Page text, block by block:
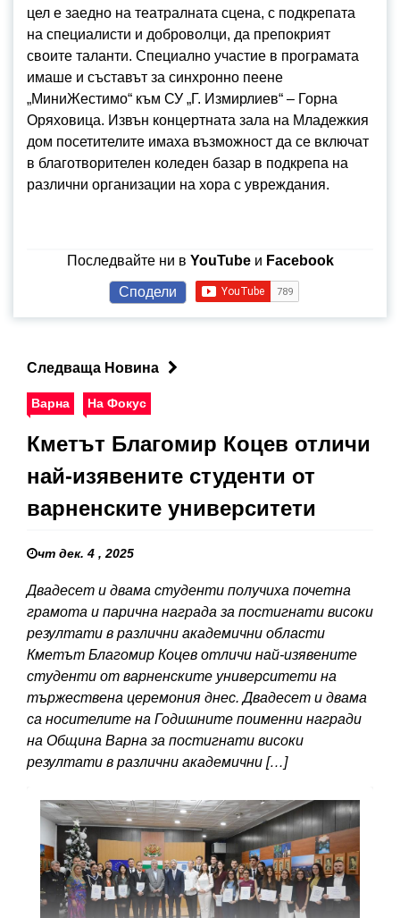
цел е заедно на театралната сцена, с подкрепата
на специалисти и доброволци, да препокрият
своите таланти. Специално участие в програмата
имаше и съставът за синхронно пеене
„МиниЖестимо“ към СУ „Г. Измирлиев“ – Горна
Оряховица. Извън концертната зала на Младежкия
дом посетителите имаха възможност да се включат
в благотворителен коледен базар в подкрепа на
различни организации на хора с увреждания.
Последвайте ни в YouTubeи Facebook
Сподели
Следваща Новина
Варна На Фокус
Кметът Благомир Коцев отличи
най-изявените студенти от
варненските университети
чт дек. 4 , 2025
Двадесет и двама студенти получиха почетна
грамота и парична награда за постигнати високи
резултати в различни академични области
Кметът Благомир Коцев отличи най-изявените
студенти от варненските университети на
тържествена церемония днес. Двадесет и двама
са носителите на Годишните поименни награди
на Община Варна за постигнати високи
резултати в различни академични […]